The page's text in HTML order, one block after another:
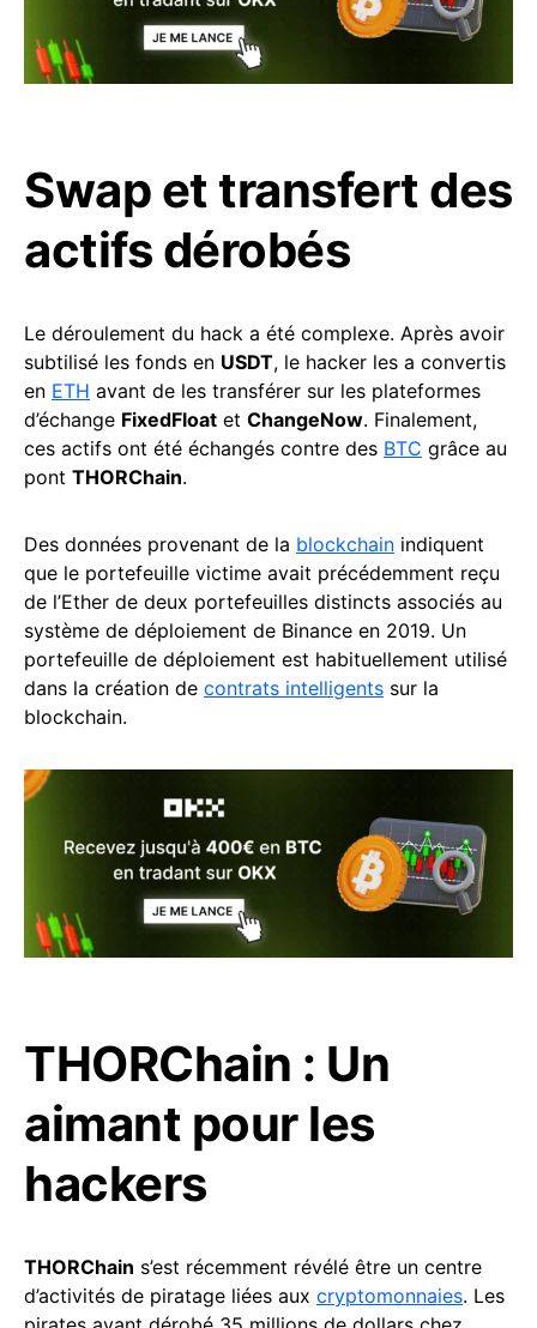
Swap et transfert des
actifs dérobés
Le déroulement du hack a été complexe. Après avoir
subtilisé les fonds en USDT, le hacker les a convertis
en ETH avant de les transférer sur les plateformes
d’échange FixedFloat et ChangeNow. Finalement,
ces actifs ont été échangés contre des BTC grâce au
pont THORChain.
Des données provenant de la blockchain indiquent
que le portefeuille victime avait précédemment reçu
de l’Ether de deux portefeuilles distincts associés au
système de déploiement de Binance en 2019. Un
portefeuille de déploiement est habituellement utilisé
dans la création de contrats intelligents sur la
blockchain.
THORChain : Un
aimant pour les
hackers
THORChain s’est récemment révélé être un centre
d’activités de piratage liées aux cryptomonnaies. Les